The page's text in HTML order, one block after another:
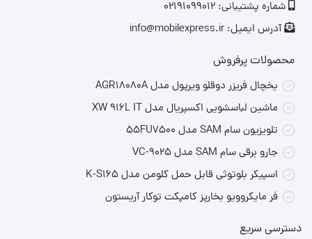
طراحی قابل‌حمل و جمع‌وجور:مناسب برای سفر و حمل آسان.
🔧 مشخصات فنی اسپیکر XP-B605
مشخصه
توضیح
برند
XP Product
مدل
شماره پشتیبانی: 02191099012
آدرس ایمیل: info@mobilexpress.ir
محصولات پرفروش
یخچال فریزر دوقلو ویرپول مدل AGR18080A
ماشین لباسشویی اکسپریال مدل XW 916L IT
تلویزیون سام SAM مدل 55FU7500
جارو برقی سام SAM مدل VC-9025
اسپیکر بلوتوثی قابل حمل کلومن مدل K-S165
فر مایکروویو بخارپز کامپکت توکار آریستون
دسترسی سریع